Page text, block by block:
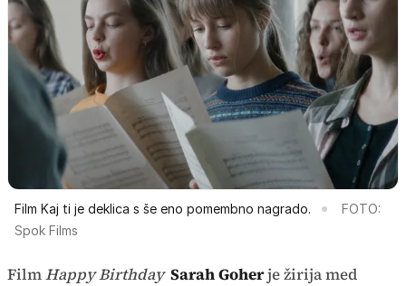
Film Kaj ti je deklica s še eno pomembno nagrado.
FOTO:
Spok Films
FilmHappy Birthday Sarah Goherje žirija med